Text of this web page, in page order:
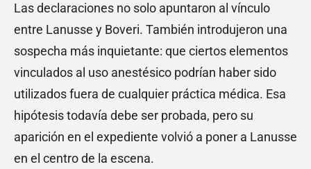
Las declaraciones no solo apuntaron al vínculo
entre Lanusse y Boveri. También introdujeron una
sospecha más inquietante: que ciertos elementos
vinculados al uso anestésico podrían haber sido
utilizados fuera de cualquier práctica médica. Esa
hipótesis todavía debe ser probada, pero su
aparición en el expediente volvió a poner a Lanusse
en el centro de la escena.